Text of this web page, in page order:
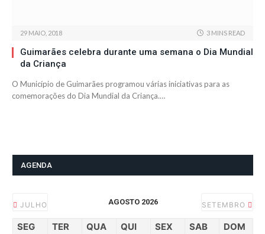
29 MAIO, 2018 3 MINS READ
Guimarães celebra durante uma semana o Dia Mundial
da Criança
O Município de Guimarães programou várias iniciativas para as
comemorações do Dia Mundial da Criança.…
AGENDA
JULHO AGOSTO 2026 SETEMBRO
SEG TER QUA QUI SEX SAB DOM